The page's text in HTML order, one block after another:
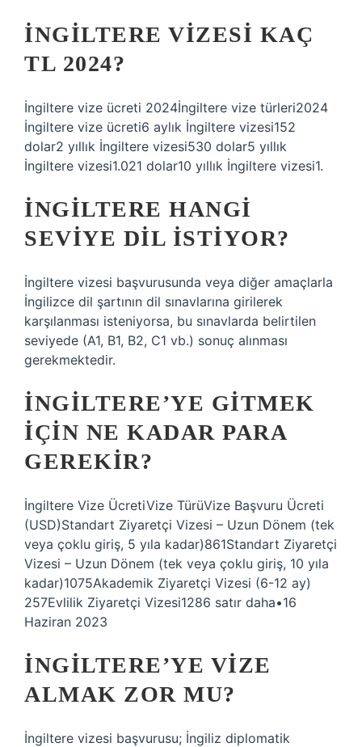
İNGILTERE VIZESI KAÇ
TL 2024?
İngiltere vize ücreti 2024İngiltere vize türleri2024
İngiltere vize ücreti6 aylık İngiltere vizesi152
dolar2 yıllık İngiltere vizesi530 dolar5 yıllık
İngiltere vizesi1.021 dolar10 yıllık İngiltere vizesi1.
İNGILTERE HANGI
SEVIYE DIL ISTIYOR?
İngiltere vizesi başvurusunda veya diğer amaçlarla
İngilizce dil şartının dil sınavlarına girilerek
karşılanması isteniyorsa, bu sınavlarda belirtilen
seviyede (A1, B1, B2, C1 vb.) sonuç alınması
gerekmektedir.
İNGILTERE’YE GITMEK
IÇIN NE KADAR PARA
GEREKIR?
İngiltere Vize ÜcretiVize TürüVize Başvuru Ücreti
(USD)Standart Ziyaretçi Vizesi – Uzun Dönem (tek
veya çoklu giriş, 5 yıla kadar)861Standart Ziyaretçi
Vizesi – Uzun Dönem (tek veya çoklu giriş, 10 yıla
kadar)1075Akademik Ziyaretçi Vizesi (6-12 ay)
257Evlilik Ziyaretçi Vizesi1286 satır daha•16
Haziran 2023
İNGILTERE’YE VIZE
ALMAK ZOR MU?
İngiltere vizesi başvurusu; İngiliz diplomatik